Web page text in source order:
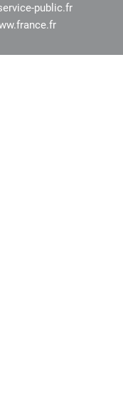
public.fr